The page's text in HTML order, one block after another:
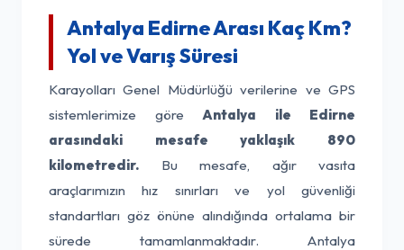
Antalya Edirne Arası Kaç Km?
Yol ve Varış Süresi
Karayolları Genel Müdürlüğü verilerine ve GPS
sistemlerimize göre Antalya ile Edirne
arasındaki mesafe yaklaşık 890
kilometredir. Bu mesafe, ağır vasıta
araçlarımızın hız sınırları ve yol güvenliği
standartları göz önüne alındığında ortalama bir
sürede tamamlanmaktadır. Antalya